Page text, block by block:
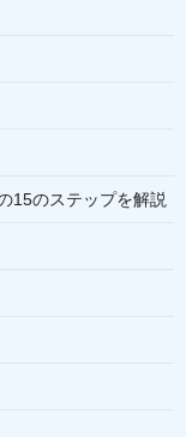
15のステップを解説